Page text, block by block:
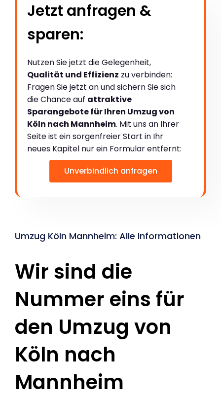
Jetzt anfragen &
sparen:
Nutzen Sie jetzt die Gelegenheit,
Qualität und Effizienz zu verbinden:
Fragen Sie jetzt an und sichern Sie sich
die Chance auf attraktive
Sparangebote für Ihren Umzug von
Köln nach Mannheim. Mit uns an Ihrer
Seite ist ein sorgenfreier Start in Ihr
neues Kapitel nur ein Formular entfernt:
Unverbindlich anfragen
Umzug Köln Mannheim: Alle Informationen
Wir sind die
Nummer eins für
den Umzug von
Köln nach
Mannheim